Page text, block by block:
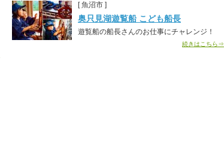
[ 魚沼市 ]
奥只見湖遊覧船 こども船長
遊覧船の船長さんのお仕事にチャレンジ！
続きはこちら⇒